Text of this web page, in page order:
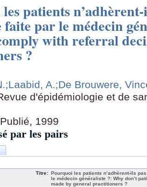
patients
par le médecin
with referral
?
;Laabid, A.;De Brouwere,
d'épidémiologie et de
Publié, 1999
par les pairs
Titre: Pourquoi les patients n’adhèrent-ils
le médecin généraliste ?: Why don’t
made by general practitioners ?